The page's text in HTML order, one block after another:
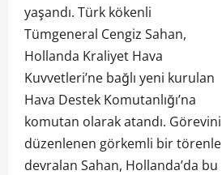
yaşandı. Türk kökenli
Tümgeneral Cengiz Sahan,
Hollanda Kraliyet Hava
Kuvvetleri’ne bağlı yeni kurulan
Hava Destek Komutanlığı’na
komutan olarak atandı. Görevini
düzenlenen görkemli bir törenle
devralan Sahan, Hollanda’da bu